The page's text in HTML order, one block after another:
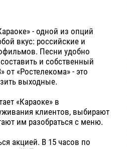
- одной из опций
вкус: российские и
Песни удобно
и собственный
«Ростелекома» - это
выходные.
«Караоке» в
клиентов, выбирают
им разобраться с меню.
акцией. В 15 часов по